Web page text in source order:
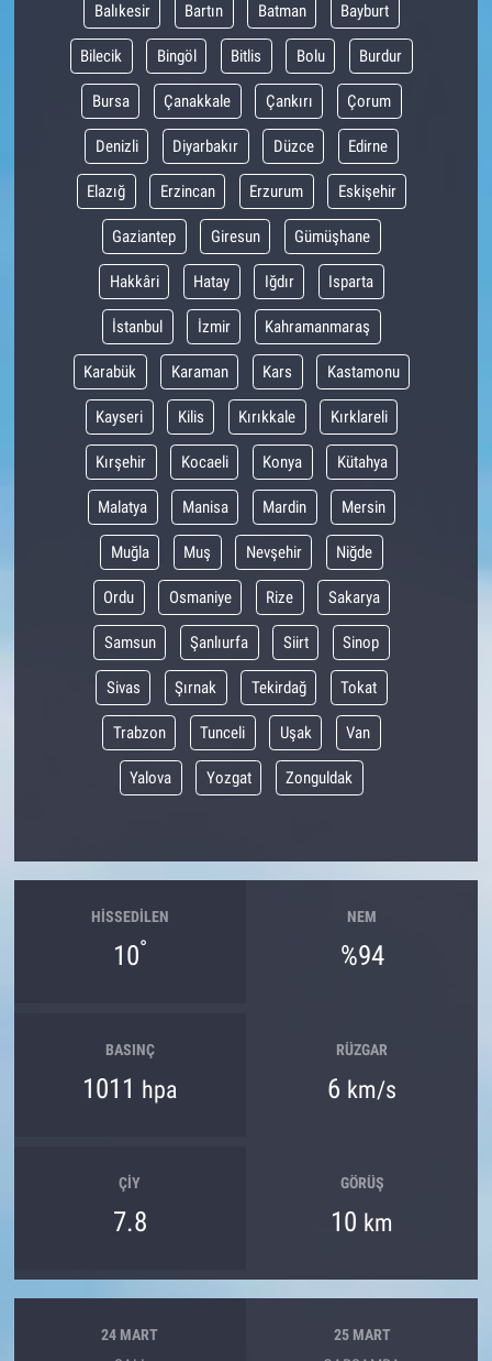
Balıkesir Bartın Batman Bayburt
Bilecik Bingöl Bitlis Bolu Burdur
Bursa Çanakkale Çankırı Çorum
Denizli Diyarbakır Düzce Edirne
Elazığ Erzincan Erzurum Eskişehir
Gaziantep Giresun Gümüşhane
Hakkâri Hatay Iğdır Isparta
İstanbul İzmir Kahramanmaraş
Karabük Karaman Kars Kastamonu
Kayseri Kilis Kırıkkale Kırklareli
Kırşehir Kocaeli Konya Kütahya
Malatya Manisa Mardin Mersin
Muğla Muş Nevşehir Niğde
Ordu Osmaniye Rize Sakarya
Samsun Şanlıurfa Siirt Sinop
Sivas Şırnak Tekirdağ Tokat
Trabzon Tunceli Uşak Van
Yalova Yozgat Zonguldak
HISSEDILEN
10°
NEM
%94
BASINÇ
1011 hpa
RÜZGAR
6 km/s
ÇIY
7.8
GÖRÜŞ
10 km
24 MART 25 MART